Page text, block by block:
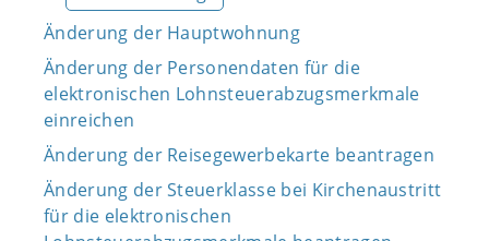
Änderung der Hauptwohnung
Änderung der Personendaten für die
elektronischen Lohnsteuerabzugsmerkmale
einreichen
Änderung der Reisegewerbekarte beantragen
Änderung der Steuerklasse bei Kirchenaustritt
für die elektronischen